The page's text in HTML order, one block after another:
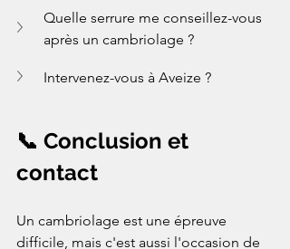
Quelle serrure me conseillez-vous
après un cambriolage ?
Intervenez-vous à Aveize ?
📞 Conclusion et
contact
Un cambriolage est une épreuve
difficile, mais c'est aussi l'occasion de